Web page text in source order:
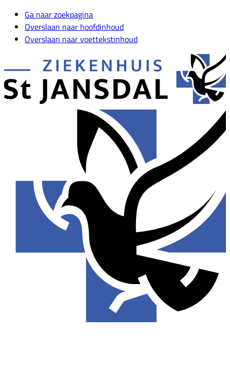
Ga naar zoekpagina
Overslaan naar hoofdinhoud
Overslaan naar voettekstinhoud